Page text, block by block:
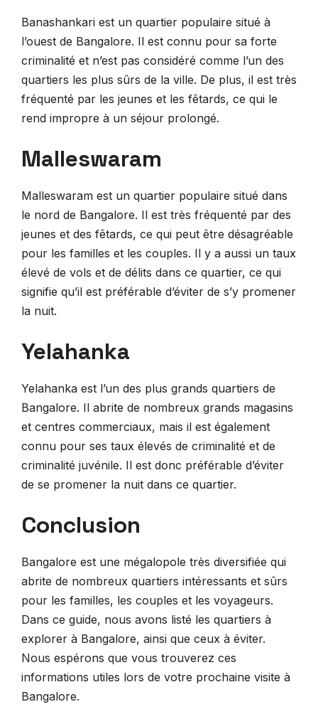
Banashankari est un quartier populaire situé à
l’ouest de Bangalore. Il est connu pour sa forte
criminalité et n’est pas considéré comme l’un des
quartiers les plus sûrs de la ville. De plus, il est très
fréquenté par les jeunes et les fêtards, ce qui le
rend impropre à un séjour prolongé.
Malleswaram
Malleswaram est un quartier populaire situé dans
le nord de Bangalore. Il est très fréquenté par des
jeunes et des fêtards, ce qui peut être désagréable
pour les familles et les couples. Il y a aussi un taux
élevé de vols et de délits dans ce quartier, ce qui
signifie qu’il est préférable d’éviter de s’y promener
la nuit.
Yelahanka
Yelahanka est l’un des plus grands quartiers de
Bangalore. Il abrite de nombreux grands magasins
et centres commerciaux, mais il est également
connu pour ses taux élevés de criminalité et de
criminalité juvénile. Il est donc préférable d’éviter
de se promener la nuit dans ce quartier.
Conclusion
Bangalore est une mégalopole très diversifiée qui
abrite de nombreux quartiers intéressants et sûrs
pour les familles, les couples et les voyageurs.
Dans ce guide, nous avons listé les quartiers à
explorer à Bangalore, ainsi que ceux à éviter.
Nous espérons que vous trouverez ces
informations utiles lors de votre prochaine visite à
Bangalore.